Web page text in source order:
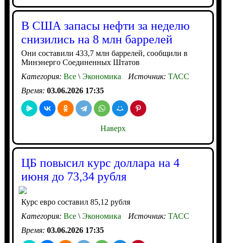
В США запасы нефти за неделю
снизились на 8 млн баррелей
Они составили 433,7 млн баррелей, сообщили в
Минэнерго Соединенных Штатов
Категория: Все\Экономика Источник: ТАСС
Время: 03.06.2026 17:35
Наверх
ЦБ повысил курс доллара на 4
июня до 73,34 рубля
Курс евро составил 85,12 рубля
Категория: Все\Экономика Источник: ТАСС
Время: 03.06.2026 17:35